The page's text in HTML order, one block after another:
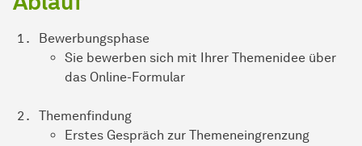
Bewerbungsphase
Sie bewerben sich mit Ihrer Themenidee über
das Online-Formular
Themenfindung
Erstes Gespräch zur Themeneingrenzung